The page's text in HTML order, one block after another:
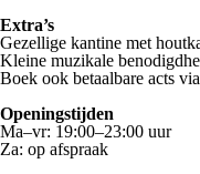
Extra’s
Gezellige kantine met
Kleine muzikale
Boek ook betaalbare acts
Openingstijden
Ma–vr: 19:00–23:00 uur
Za: op afspraak